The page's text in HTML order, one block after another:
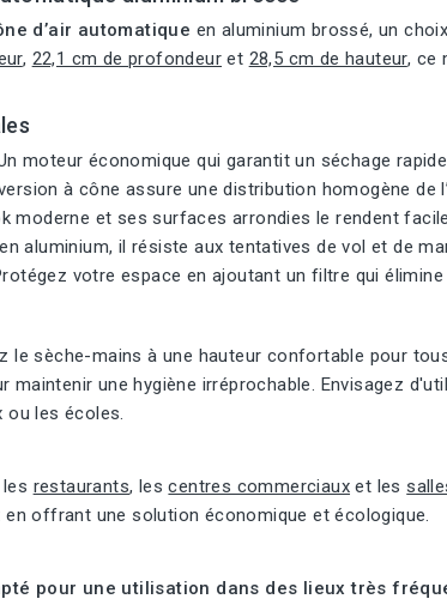
d’air automatique en aluminium brossé, un
, 22,1 cm de profondeur et 28,5 cm de hauteur, ce
moteur économique qui garantit un séchage
à cône assure une distribution homogène de
moderne et ses surfaces arrondies le rendent
aluminium, il résiste aux tentatives de vol et de
votre espace en ajoutant un filtre qui élimine
le sèche-mains à une hauteur confortable pour
maintenir une hygiène irréprochable. Envisagez
ou les écoles.
restaurants, lescentres commerciaux et les
offrant une solution économique et écologique.
pour une utilisation dans des lieux très